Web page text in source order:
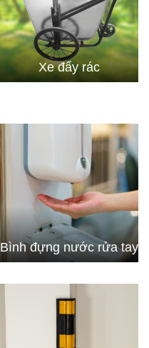
Xe đẩy rác
Bình đựng nước rửa tay